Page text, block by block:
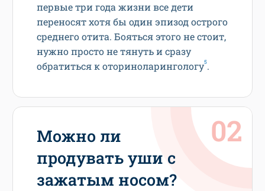
первые три года жизни все дети
переносят хотя бы один эпизод острого
среднего отита. Бояться этого не стоит,
нужно просто не тянуть и сразу
обратиться к оториноларингологу5.
Можно ли
продувать уши с
зажатым носом?